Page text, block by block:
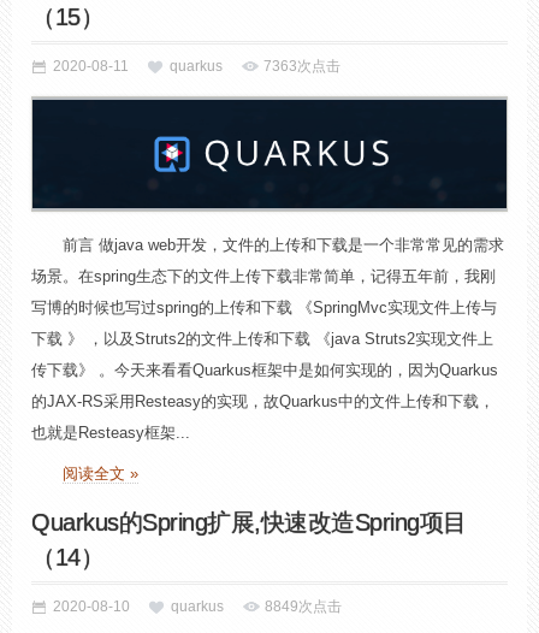
（15）
2020-08-11 quarkus 7363次点击
前言 做java web开发，文件的上传和下载是一个非常常见的需求
场景。在spring生态下的文件上传下载非常简单，记得五年前，我刚
写博的时候也写过spring的上传和下载 《SpringMvc实现文件上传与
下载 》 ，以及Struts2的文件上传和下载 《java Struts2实现文件上
传下载》 。今天来看看Quarkus框架中是如何实现的，因为Quarkus
的JAX-RS采用Resteasy的实现，故Quarkus中的文件上传和下载，
也就是Resteasy框架...
阅读全文 »
Quarkus的Spring扩展,快速改造Spring项目
（14）
2020-08-10 quarkus 8849次点击